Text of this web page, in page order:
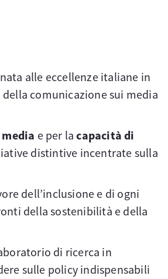
alle eccellenze italiane in
comunicazione sui media
e per lacapacità di
distintive incentrate sulla
dell’inclusione e di ogni
della sostenibilità e della
di ricerca in
sulle policy indispensabili